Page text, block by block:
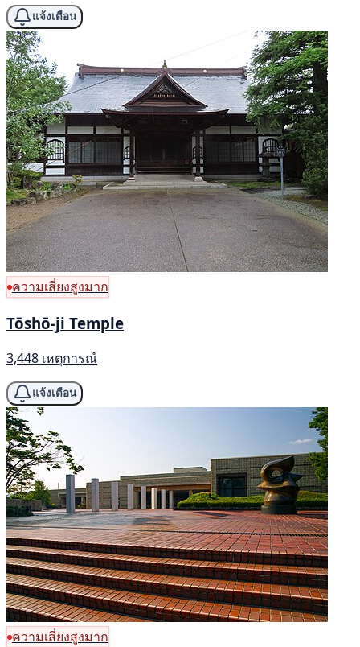
แจ้งเตือน
ความเสี่ยงสูงมาก
Tōshō-ji Temple
3,448 เหตุการณ์
แจ้งเตือน
ความเสี่ยงสูงมาก